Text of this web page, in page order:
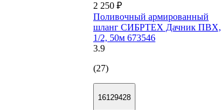
2 250 ₽
Поливочный армированный
шланг СИБРТЕХ Дачник ПВХ,
1/2, 50м 673546
3.9
(27)
16129428